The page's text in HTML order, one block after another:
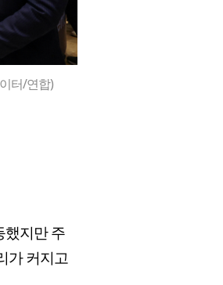
터/연합)
했지만 주
가 커지고